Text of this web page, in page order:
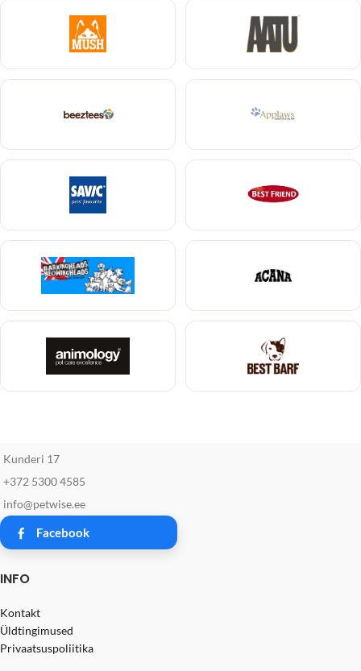
Kunderi 17
+372 5300 4585
info@petwise.ee
Facebook
INFO
Kontakt
Üldtingimused
Privaatsuspoliitika